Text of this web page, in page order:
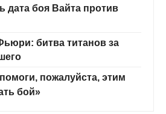
дата боя Вайта против
битва титанов за
пожалуйста, этим
бой»